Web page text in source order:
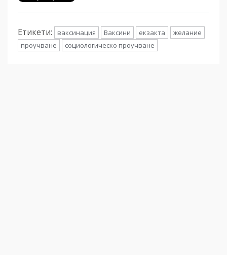
Етикети: ваксинация Ваксини екзакта
желание
проучване
социологическо проучване